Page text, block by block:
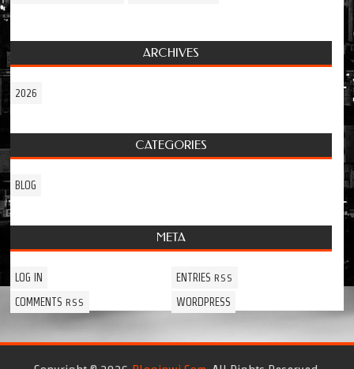
ARCHIVES
2026
CATEGORIES
BLOG
META
LOG IN ENTRIES RSS
COMMENTSRSS WORDPRESS